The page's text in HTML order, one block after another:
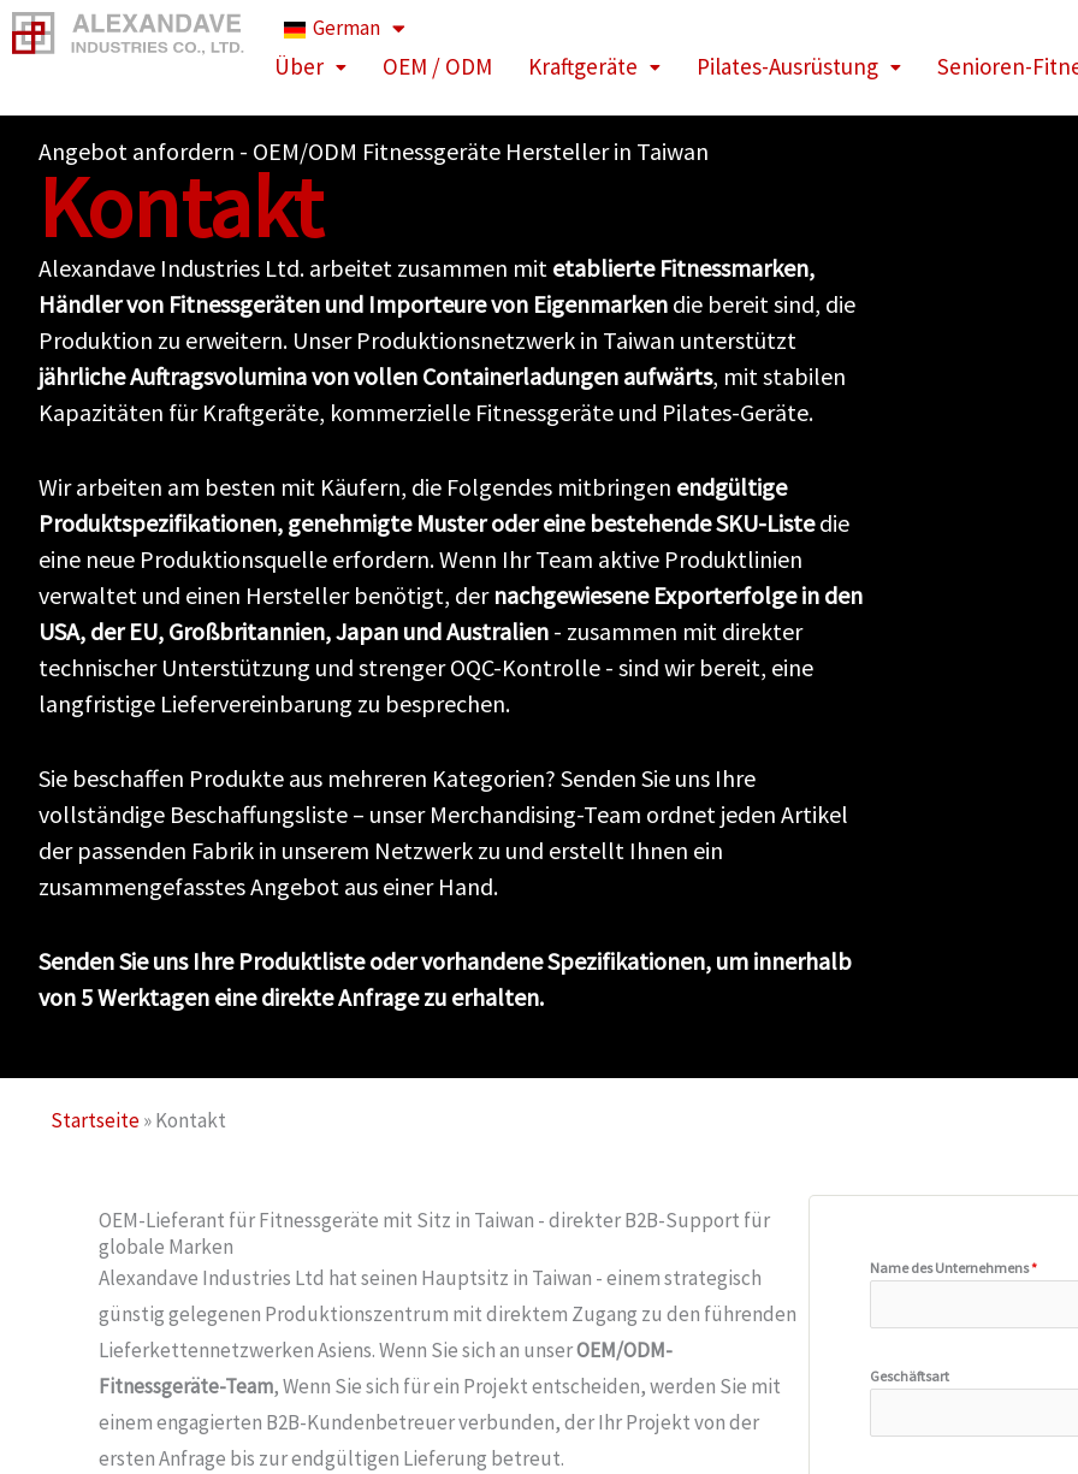
Zum
Inhalt
German
Über OEM / ODM Kraftgeräte Pilates-Ausrüstung Senioren-
Angebot anfordern - OEM/ODM Fitnessgeräte Hersteller in Taiwan
Kontakt
Alexandave Industries Ltd. arbeitet zusammen mit etablierte Fitnessmarken,
Händler von Fitnessgeräten und Importeure von Eigenmarken die bereit sind, die
Produktion zu erweitern. Unser Produktionsnetzwerk in Taiwan unterstützt
jährliche Auftragsvolumina von vollen Containerladungen aufwärts, mit stabilen
Kapazitäten für Kraftgeräte, kommerzielle Fitnessgeräte und Pilates-Geräte.
Wir arbeiten am besten mit Käufern, die Folgendes mitbringen endgültige
Produktspezifikationen, genehmigte Muster oder eine bestehende SKU-Listedie
eine neue Produktionsquelle erfordern. Wenn Ihr Team aktive Produktlinien
verwaltet und einen Hersteller benötigt, der nachgewiesene Exporterfolge in den
USA, der EU, Großbritannien, Japan und Australien - zusammen mit direkter
technischer Unterstützung und strenger OQC-Kontrolle - sind wir bereit, eine
langfristige Liefervereinbarung zu besprechen.
Sie beschaffen Produkte aus mehreren Kategorien? Senden Sie uns Ihre
vollständige Beschaffungsliste – unser Merchandising-Team ordnet jeden Artikel
der passenden Fabrik in unserem Netzwerk zu und erstellt Ihnen ein
zusammengefasstes Angebot aus einer Hand.
Senden Sie uns Ihre Produktliste oder vorhandene Spezifikationen, um innerhalb
von 5 Werktagen eine direkte Anfrage zu erhalten.
Startseite»Kontakt
OEM-Lieferant für Fitnessgeräte mit Sitz in Taiwan - direkter B2B-Support für
globale Marken
Alexandave Industries Ltd hat seinen Hauptsitz in Taiwan - einem strategisch
günstig gelegenen Produktionszentrum mit direktem Zugang zu den führenden
Lieferkettennetzwerken Asiens. Wenn Sie sich an unserOEM/ODM-
Fitnessgeräte-Team, Wenn Sie sich für ein Projekt entscheiden, werden Sie mit
einem engagierten B2B-Kundenbetreuer verbunden, der Ihr Projekt von der
ersten Anfrage bis zur endgültigen Lieferung betreut.
Name des Unternehmens*
Geschäftsart